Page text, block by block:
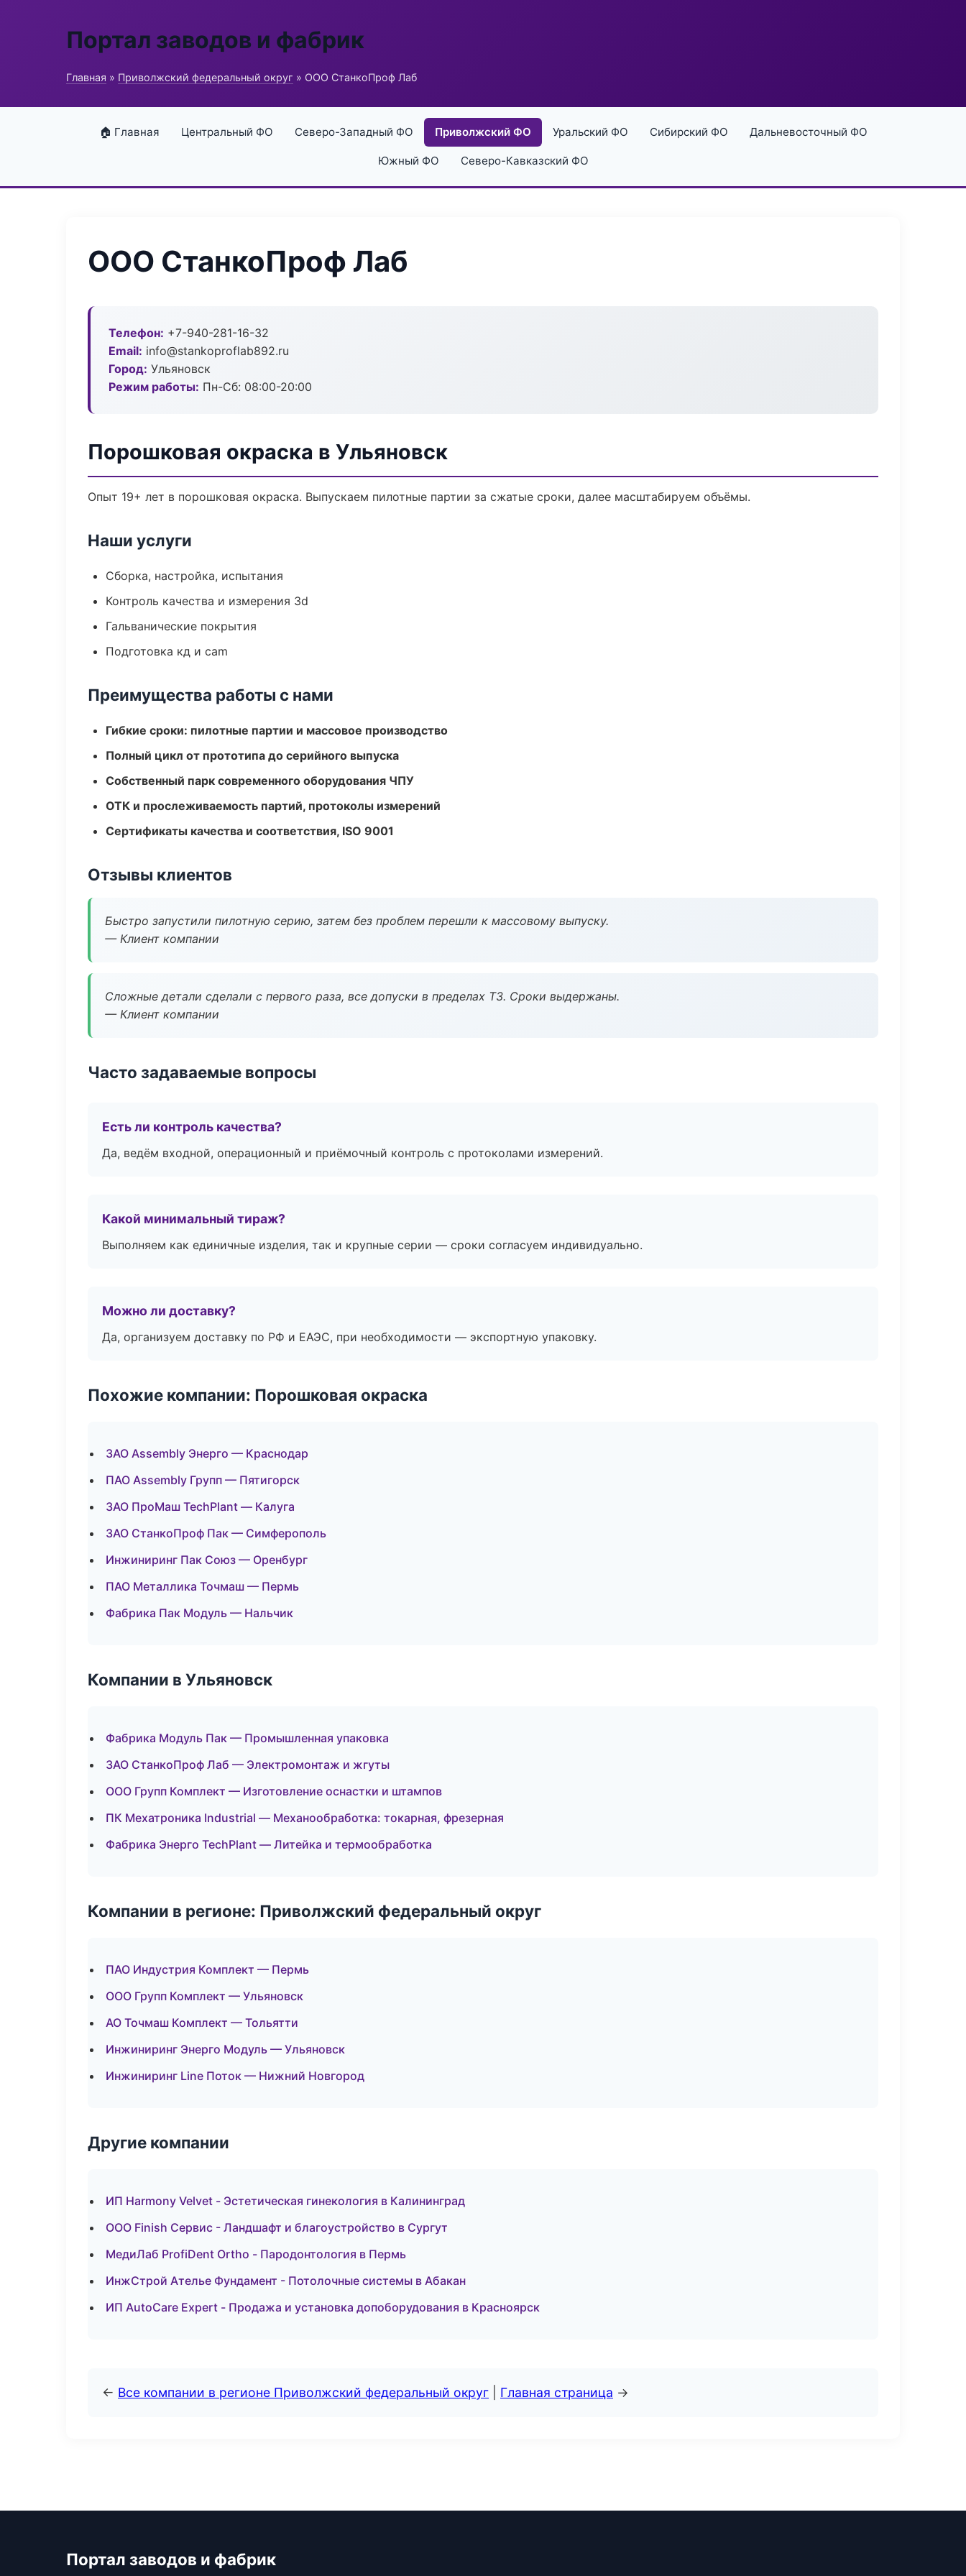
Портал заводов и фабрик
Главная » Приволжский федеральный округ » ООО СтанкоПроф Лаб
🏠 Главная Центральный ФО Северо-Западный ФО Приволжский ФО Уральский ФО Сибирский ФО Дальневосточный ФО
Южный ФО Северо-Кавказский ФО
ООО СтанкоПроф Лаб
Телефон: +7-940-281-16-32
Email: info@stankoproflab892.ru
Город: Ульяновск
Режим работы: Пн-Сб: 08:00-20:00
Порошковая окраска в Ульяновск
Опыт 19+ лет в порошковая окраска. Выпускаем пилотные партии за сжатые сроки, далее масштабируем объёмы.
Наши услуги
Сборка, настройка, испытания
Контроль качества и измерения 3d
Гальванические покрытия
Подготовка кд и cam
Преимущества работы с нами
Гибкие сроки: пилотные партии и массовое производство
Полный цикл от прототипа до серийного выпуска
Собственный парк современного оборудования ЧПУ
ОТК и прослеживаемость партий, протоколы измерений
Сертификаты качества и соответствия, ISO 9001
Отзывы клиентов
Быстро запустили пилотную серию, затем без проблем перешли к массовому выпуску.
— Клиент компании
Сложные детали сделали с первого раза, все допуски в пределах ТЗ. Сроки выдержаны.
— Клиент компании
Часто задаваемые вопросы
Есть ли контроль качества?
Да, ведём входной, операционный и приёмочный контроль с протоколами измерений.
Какой минимальный тираж?
Выполняем как единичные изделия, так и крупные серии — сроки согласуем индивидуально.
Можно ли доставку?
Да, организуем доставку по РФ и ЕАЭС, при необходимости — экспортную упаковку.
Похожие компании: Порошковая окраска
ЗАО Assembly Энерго — Краснодар
ПАО Assembly Групп — Пятигорск
ЗАО ПроМаш TechPlant — Калуга
ЗАО СтанкоПроф Пак — Симферополь
Инжиниринг Пак Союз — Оренбург
ПАО Металлика Точмаш — Пермь
Фабрика Пак Модуль — Нальчик
Компании в Ульяновск
Фабрика Модуль Пак — Промышленная упаковка
ЗАО СтанкоПроф Лаб — Электромонтаж и жгуты
ООО Групп Комплект — Изготовление оснастки и штампов
ПК Мехатроника Industrial — Механообработка: токарная, фрезерная
Фабрика Энерго TechPlant — Литейка и термообработка
Компании в регионе: Приволжский федеральный округ
ПАО Индустрия Комплект — Пермь
ООО Групп Комплект — Ульяновск
АО Точмаш Комплект — Тольятти
Инжиниринг Энерго Модуль — Ульяновск
Инжиниринг Line Поток — Нижний Новгород
Другие компании
ИП Harmony Velvet - Эстетическая гинекология в Калининград
ООО Finish Сервис - Ландшафт и благоустройство в Сургут
МедиЛаб ProfiDent Ortho - Пародонтология в Пермь
ИнжСтрой Ателье Фундамент - Потолочные системы в Абакан
ИП AutoCare Expert - Продажа и установка допоборудования в Красноярск
← Все компании в регионе Приволжский федеральный округ Главная страница →
Портал заводов и фабрик